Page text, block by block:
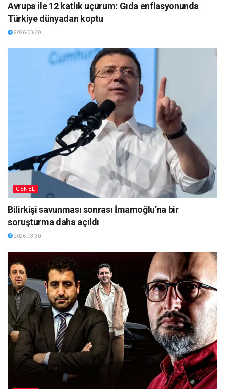
Avrupa ile 12 katlık uçurum: Gıda enflasyonunda
Türkiye dünyadan koptu
2026-03-30
GENEL
Bilirkişi savunması sonrası İmamoğlu’na bir
soruşturma daha açıldı
2026-03-30